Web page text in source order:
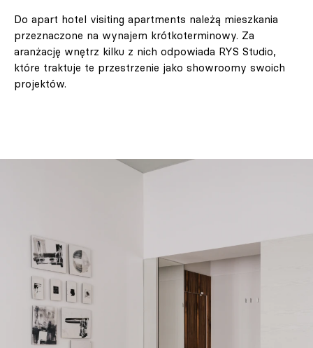
Do apart hotel visiting apartments należą mieszkania
przeznaczone na wynajem krótkoterminowy. Za
aranżację wnętrz kilku z nich odpowiada RYS Studio,
które traktuje te przestrzenie jako showroomy swoich
projektów.